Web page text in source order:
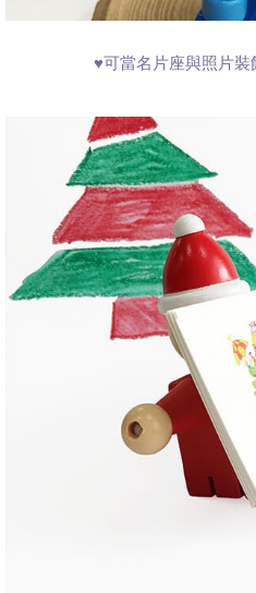
♥可當名片座與照片裝